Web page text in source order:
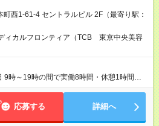
次昇給制度で毎年月給が上がっていくので
昇給♪ 【試用期間】試用期間あ
6ヶ月 ※ 雇用形態と給与に、本採用時と異
。 雇用形態：中途採用（契約社員） 給与：
町西1-61-4 セントラルビル 2F（最寄り駅：
ィカルフロンティア（TCB 東京中央美容
9時～19時の間で実働8時間・休憩1時間
残業月平均3時間のため、ほぼ毎日定時で退
応募する 詳細へ